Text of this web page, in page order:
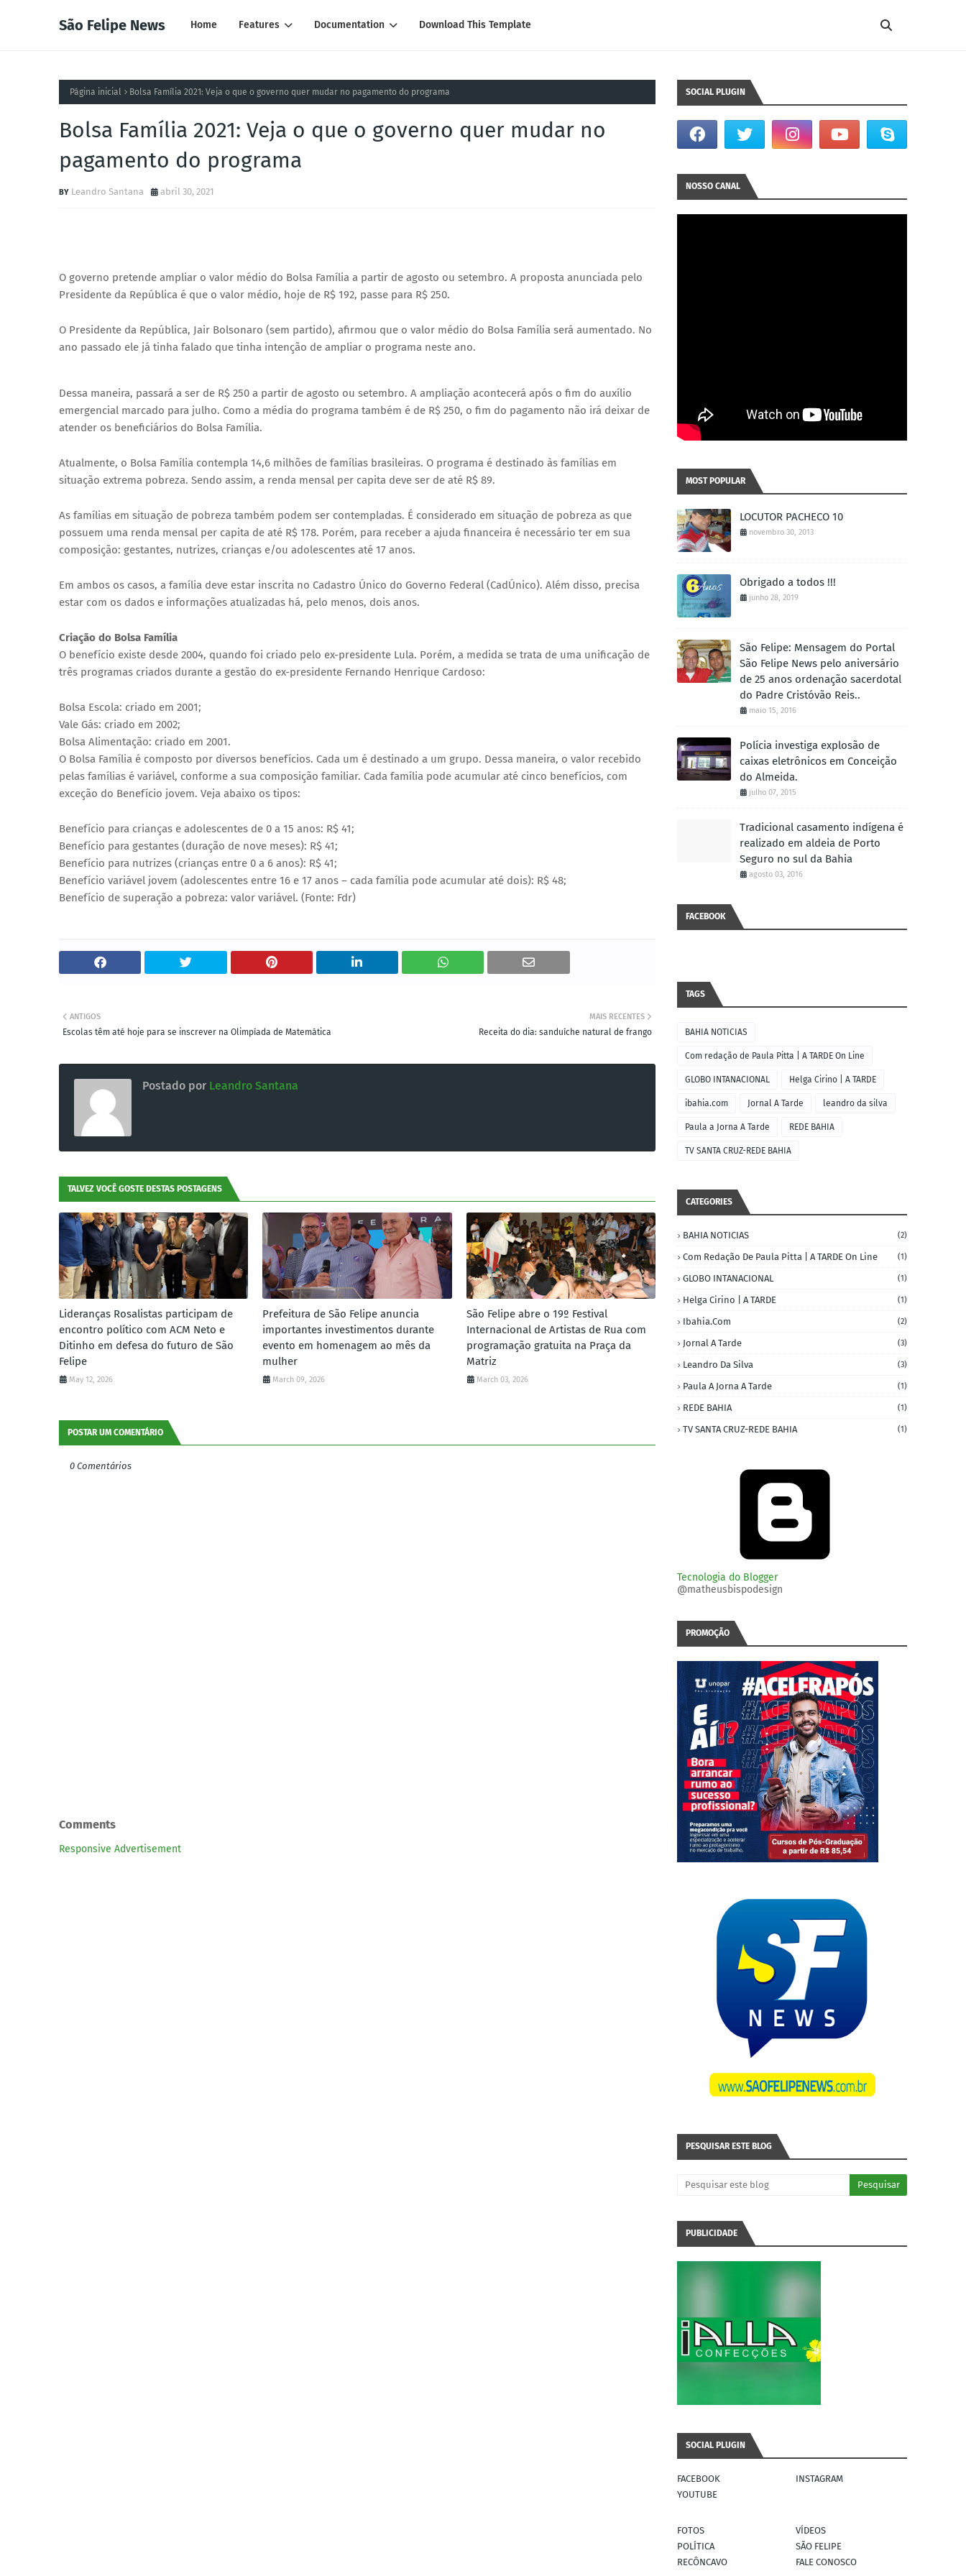
São Felipe News Home Features Documentation Download This Template
Página inicial Bolsa Família 2021: Veja o que o governo quer mudar no pagamento do programa
Bolsa Família 2021: Veja o que o governo quer mudar no
pagamento do programa
Leandro Santana abril 30, 2021
O governo pretende ampliar o valor médio do Bolsa Família a partir de agosto ou setembro. A proposta anunciada pelo
Presidente da República é que o valor médio, hoje de R$ 192, passe para R$ 250.
O Presidente da República, Jair Bolsonaro (sem partido), afirmou que o valor médio do Bolsa Família será aumentado. No
ano passado ele já tinha falado que tinha intenção de ampliar o programa neste ano.
Thank you for watching
Dessa maneira, passará a ser de R$ 250 a partir de agosto ou setembro. A ampliação acontecerá após o fim do auxílio
emergencial marcado para julho. Como a média do programa também é de R$ 250, o fim do pagamento não irá deixar de
atender os beneficiários do Bolsa Família.
Atualmente, o Bolsa Família contempla 14,6 milhões de famílias brasileiras. O programa é destinado às famílias em
situação extrema pobreza. Sendo assim, a renda mensal per capita deve ser de até R$ 89.
As famílias em situação de pobreza também podem ser contempladas. É considerado em situação de pobreza as que
possuem uma renda mensal per capita de até R$ 178. Porém, para receber a ajuda financeira é necessário ter em sua
composição: gestantes, nutrizes, crianças e/ou adolescentes até 17 anos.
Em ambos os casos, a família deve estar inscrita no Cadastro Único do Governo Federal (CadÚnico). Além disso, precisa
estar com os dados e informações atualizadas há, pelo menos, dois anos.
Criação do Bolsa Família
O benefício existe desde 2004, quando foi criado pelo ex-presidente Lula. Porém, a medida se trata de uma unificação de
três programas criados durante a gestão do ex-presidente Fernando Henrique Cardoso:
Bolsa Escola: criado em 2001;
Vale Gás: criado em 2002;
Bolsa Alimentação: criado em 2001.
O Bolsa Família é composto por diversos benefícios. Cada um é destinado a um grupo. Dessa maneira, o valor recebido
pelas famílias é variável, conforme a sua composição familiar. Cada família pode acumular até cinco benefícios, com
exceção do Benefício jovem. Veja abaixo os tipos:
Benefício para crianças e adolescentes de 0 a 15 anos: R$ 41;
Benefício para gestantes (duração de nove meses): R$ 41;
Benefício para nutrizes (crianças entre 0 a 6 anos): R$ 41;
Benefício variável jovem (adolescentes entre 16 e 17 anos – cada família pode acumular até dois): R$ 48;
Benefício de superação a pobreza: valor variável. (Fonte: Fdr)
MAIS RECENTES
Receita do dia: sanduíche natural de frango
ANTIGOS
Escolas têm até hoje para se inscrever na Olimpíada de Matemática
Postado por Leandro Santana
TALVEZ VOCÊ GOSTE DESTAS POSTAGENS
Lideranças Rosalistas participam de
encontro político com ACM Neto e
Ditinho em defesa do futuro de São
Felipe
May 12, 2026
Prefeitura de São Felipe anuncia
importantes investimentos durante
evento em homenagem ao mês da
mulher
March 09, 2026
São Felipe abre o 19º Festival
Internacional de Artistas de Rua com
programação gratuita na Praça da
Matriz
March 03, 2026
POSTAR UM COMENTÁRIO
0 Comentários
Comments
Responsive Advertisement
SOCIAL PLUGIN
NOSSO CANAL
MOST POPULAR
LOCUTOR PACHECO 10
novembro 30, 2013
Obrigado a todos !!!
junho 28, 2019
São Felipe: Mensagem do Portal
São Felipe News pelo aniversário
de 25 anos ordenação sacerdotal
do Padre Cristóvão Reis..
maio 15, 2016
Polícia investiga explosão de
caixas eletrônicos em Conceição
do Almeida.
julho 07, 2015
Tradicional casamento indígena é
realizado em aldeia de Porto
Seguro no sul da Bahia
agosto 03, 2016
FACEBOOK
TAGS
BAHIA NOTICIAS
Com redação de Paula Pitta | A TARDE On Line
GLOBO INTANACIONAL Helga Cirino | A TARDE
ibahia.com Jornal A Tarde leandro da silva
Paula a Jorna A Tarde REDE BAHIA
TV SANTA CRUZ-REDE BAHIA
CATEGORIES
BAHIA NOTICIAS (2)
Com Redação De Paula Pitta | A TARDE On Line (1)
GLOBO INTANACIONAL (1)
Helga Cirino | A TARDE (1)
Ibahia.com (2)
Jornal A Tarde (3)
Leandro Da Silva (3)
Paula A Jorna A Tarde (1)
REDE BAHIA (1)
TV SANTA CRUZ-REDE BAHIA (1)
Tecnologia do Blogger
@matheusbispodesign
PROMOÇÃO
PESQUISAR ESTE BLOG
PUBLICIDADE
SOCIAL PLUGIN
FACEBOOK
INSTAGRAM
YOUTUBE
FOTOS
VÍDEOS
POLÍTICA
SÃO FELIPE
RECÔNCAVO
FALE CONOSCO